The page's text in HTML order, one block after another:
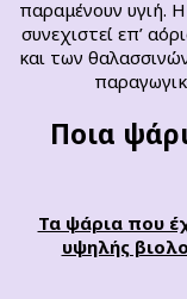
παραμένουν υγιή. Η
συνεχιστεί επ’
και των
Ποια
Τα ψάρια που
υψηλής